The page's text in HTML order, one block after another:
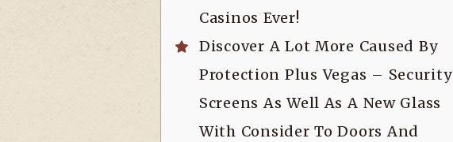
Casinos Ever!
Discover A Lot More Caused By
Protection Plus Vegas – Security
Screens As Well As A New Glass
With Consider To Doors And